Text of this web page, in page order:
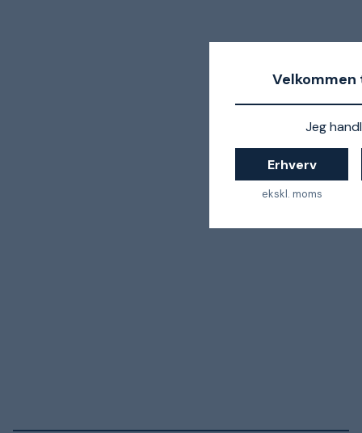
Jeg
Erhverv
ekskl. moms